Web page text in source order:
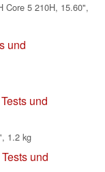
Core 5 210H, 15.60",
und
und
1.2 kg
und